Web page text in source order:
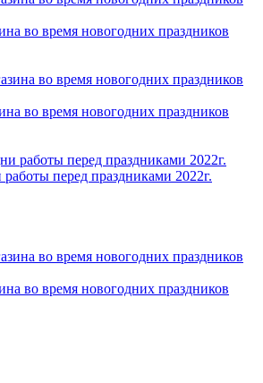
во время новогодних праздников
во время новогодних праздников
перед праздниками 2022г.
во время новогодних праздников